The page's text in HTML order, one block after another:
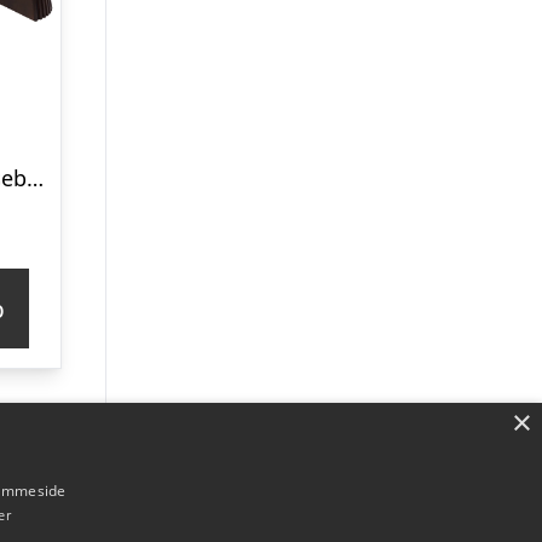
Kyoto rundt spisebord med tillægsplader 120-200 cm i egefiner mørkebrun
×